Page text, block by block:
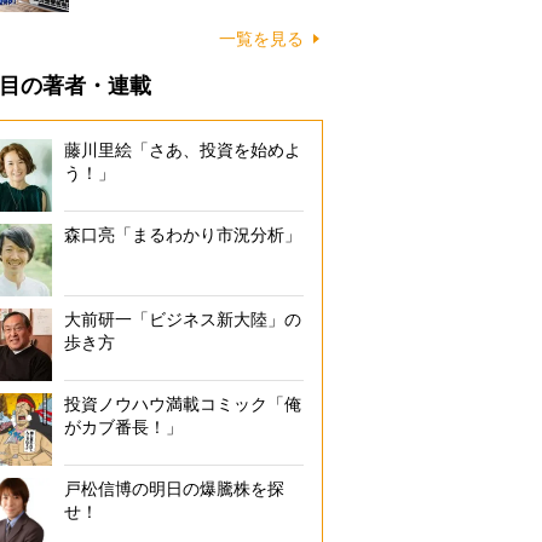
一覧を見る
の著者・連載
藤川里絵「さあ、投資を始めよ
う！」
森口亮「まるわかり市況分析」
大前研一「ビジネス新大陸」の
歩き方
投資ノウハウ満載コミック「俺
がカブ番長！」
戸松信博の明日の爆騰株を探
せ！